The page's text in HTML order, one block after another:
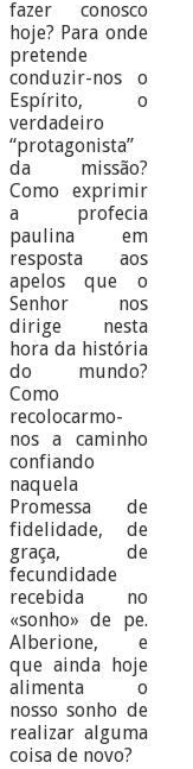
fazer conosco
hoje? Para onde
pretende
conduzir-nos o
Espírito, o
verdadeiro
“protagonista”
da missão?
Como exprimir
a profecia
paulina em
resposta aos
apelos que o
Senhor nos
dirige nesta
hora da história
do mundo?
Como
recolocarmo-
nos a caminho
confiando
naquela
Promessa de
fidelidade, de
graça, de
fecundidade
recebida no
«sonho» de pe.
Alberione, e
que ainda hoje
alimenta o
nosso sonho de
realizar alguma
coisa de novo?